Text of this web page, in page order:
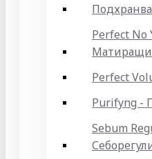
Perfect No
Perfect
Purifyng -
Sebum